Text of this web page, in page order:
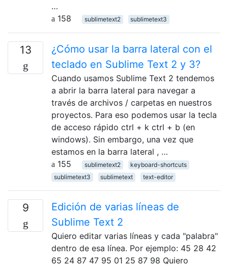
…
158
sublimetext2 sublimetext3
13
¿Cómo usar la barra lateral con el
teclado en Sublime Text 2 y 3?
Cuando usamos Sublime Text 2 tendemos
a abrir la barra lateral para navegar a
través de archivos / carpetas en nuestros
proyectos. Para eso podemos usar la tecla
de acceso rápido ctrl + k ctrl + b (en
windows). Sin embargo, una vez que
estamos en la barra lateral , …
155
sublimetext2
keyboard-shortcuts
sublimetext3
sublimetext text-editor
9
Edición de varias líneas de
Sublime Text 2
Quiero editar varias líneas y cada "palabra"
dentro de esa línea. Por ejemplo: 45 28 42
65 24 87 47 95 01 25 87 98 Quiero